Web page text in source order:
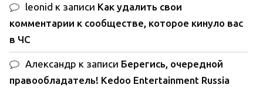
leonid к записи Как удалить свои
комментарии к сообществе, которое кинуло вас
в ЧС
Александр к записи Берегись, очередной
правообладатель! Kedoo Entertainment Russia